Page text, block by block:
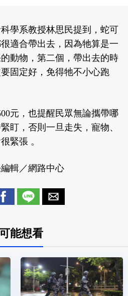
學系教授林思民提到，蛇可
適合帶出去，因為牠算是一
動物，第二個，帶出去的時
固定好，免得牠不小心跑
元，也提醒民眾無論攜帶哪
盯，否則一旦走失，寵物、
緊張 。
輯／網路中心
能想看